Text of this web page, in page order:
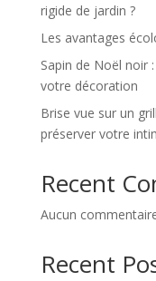
rigide de jardin ?
Les avantages
Sapin de Noël noir
votre décoration
Brise vue sur un
préserver votre
Recent
Aucun
Recent